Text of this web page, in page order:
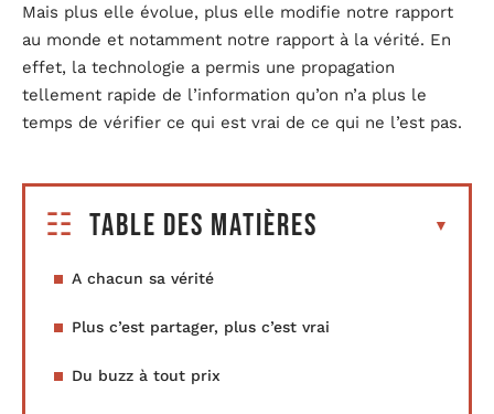
Mais plus elle évolue, plus elle modifie notre rapport
au monde et notamment notre rapport à la vérité. En
effet, la technologie a permis une propagation
tellement rapide de l’information qu’on n’a plus le
temps de vérifier ce qui est vrai de ce qui ne l’est pas.
Table des matières
A chacun sa vérité
Plus c’est partager, plus c’est vrai
Du buzz à tout prix